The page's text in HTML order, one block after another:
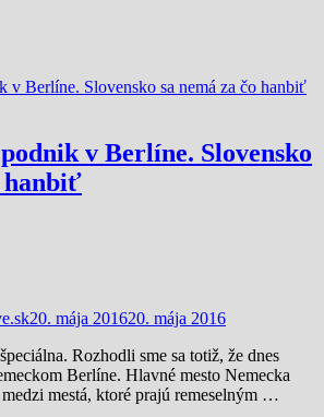
v Berlíne. Slovensko
hanbiť
20. mája 201620. mája 2016
Rozhodli sme sa totiž, že dnes
Berlíne. Hlavné mesto Nemecka
mestá, ktoré prajú remeselným …